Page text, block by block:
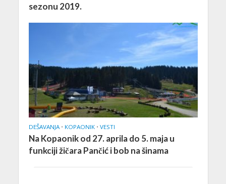
sezonu 2019.
DEŠAVANJA • KOPAONIK • VESTI
Na Kopaonik od 27. aprila do 5. maja u
funkciji žičara Pančić i bob na šinama